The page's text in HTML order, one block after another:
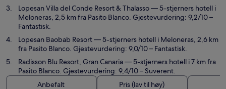
Lopesan Villa del Conde Resort & Thalasso— 5-stjerners hotell i
Meloneras, 2,5 km fra Pasito Blanco. Gjestevurdering: 9,2/10 –
Fantastisk.
Lopesan Baobab Resort— 5-stjerners hotell i Meloneras, 2,6 km
fra Pasito Blanco. Gjestevurdering: 9,0/10 – Fantastisk.
Radisson Blu Resort, Gran Canaria— 5-stjerners hotell i 7 km fra
Pasito Blanco. Gjestevurdering: 9,4/10 – Suverent.
Anbefalt
Pris (lav til høy)